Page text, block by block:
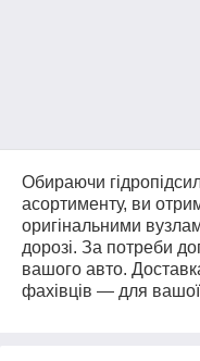
Обираючи
асортименту, ви
оригінальними
дорозі. За потреби
вашого авто.
фахівців — для вашої